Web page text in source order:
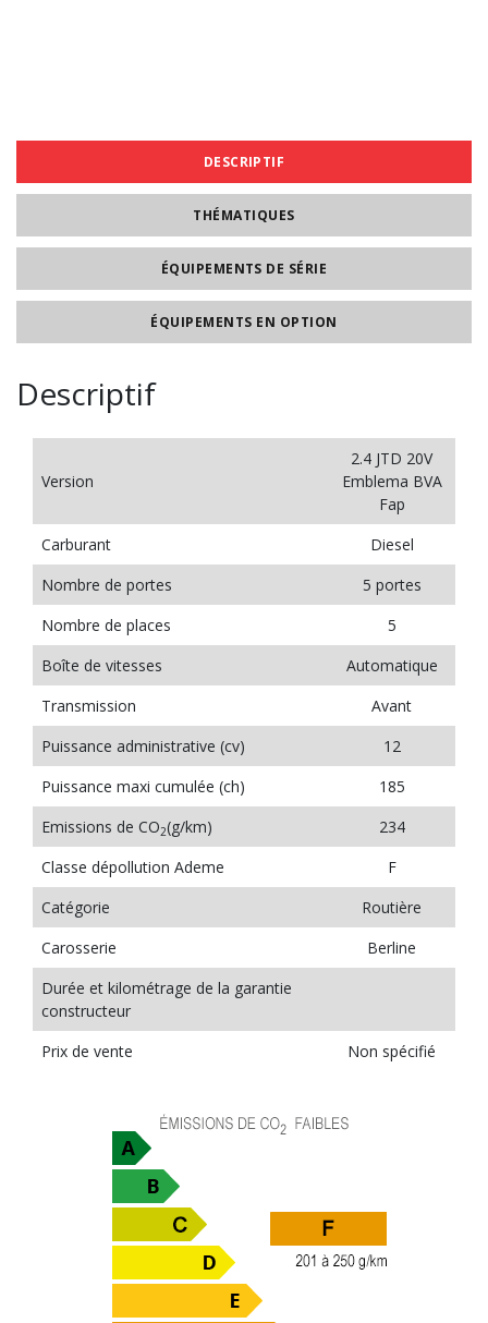
DESCRIPTIF
THÉMATIQUES
ÉQUIPEMENTS DE SÉRIE
ÉQUIPEMENTS EN OPTION
Descriptif
Version
2.4 JTD 20V
Emblema BVA
Fap
Carburant
Diesel
Nombre de portes
5 portes
Nombre de places
5
Boîte de vitesses
Automatique
Transmission
Avant
Puissance administrative (cv)
12
Puissance maxi cumulée (ch)
185
Emissions de CO2(g/km)
234
Classe dépollution Ademe
F
Catégorie
Routière
Carosserie
Berline
Durée et kilométrage de la garantie
constructeur
Prix de vente
Non spécifié